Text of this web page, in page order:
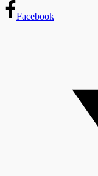
Facebook